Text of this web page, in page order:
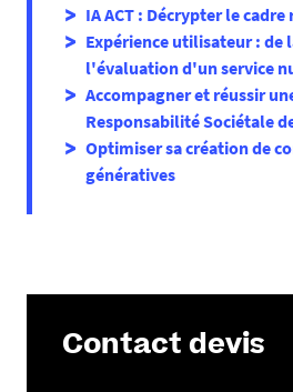
IA ACT : Décrypter le
Expérience utilisateur : de
l'évaluation d'un service
Accompagner et réussir
Responsabilité Sociétale
Optimiser sa création de
génératives
Contact devis